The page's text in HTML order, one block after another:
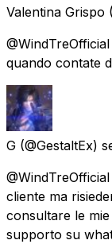
Valentina Grispo
quando contate
G (@GestaltEx)
cliente ma
consultare le
supporto su